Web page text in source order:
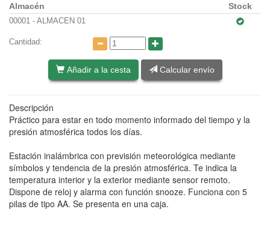
Almacén Stock
00001 - ALMACEN 01
Cantidad:
Añadir a la cesta Calcular envío
Descripción
Práctico para estar en todo momento informado del tiempo y la
presión atmosférica todos los días.
Estación inalámbrica con previsión meteorológica mediante
símbolos y tendencia de la presión atmosférica. Te indica la
temperatura interior y la exterior mediante sensor remoto.
Dispone de reloj y alarma con función snooze. Funciona con 5
pilas de tipo AA. Se presenta en una caja.